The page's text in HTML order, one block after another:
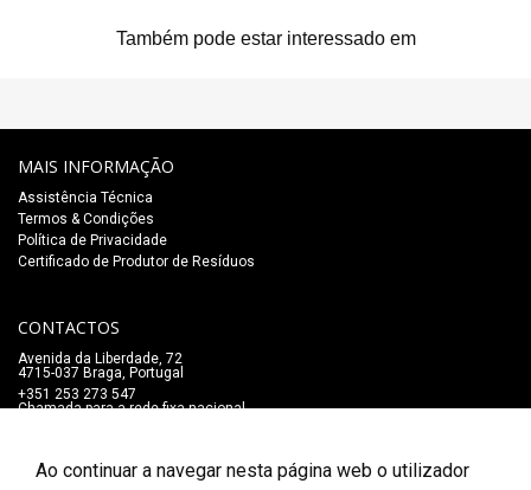
Ao continuar a navegar nesta página web o utilizador
Também pode estar interessado em
MAIS INFORMAÇÃO
Assistência Técnica
Termos & Condições
Política de Privacidade
Certificado de Produtor de Resíduos
CONTACTOS
Avenida da Liberdade, 72
4715-037 Braga, Portugal
+351 253 273 547
Chamada para a rede fixa nacional